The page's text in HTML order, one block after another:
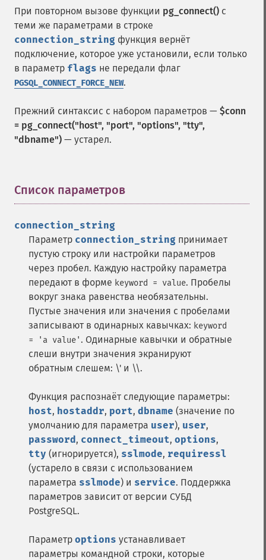
При повторном вызове функции pg_connect() с
теми же параметрами в строке
connection_string функция вернёт
подключение, которое уже установили, если только
в параметр flags не передали флаг
PGSQL_CONNECT_FORCE_NEW.
Прежний синтаксис с набором параметров — $conn
= pg_connect("host", "port", "options", "tty",
"dbname") — устарел.
Список параметров
connection_string
Параметр connection_string принимает
пустую строку или настройки параметров
через пробел. Каждую настройку параметра
передают в форме keyword = value. Пробелы
вокруг знака равенства необязательны.
Пустые значения или значения с пробелами
записывают в одинарных кавычках: keyword
= 'a value' . Одинарные кавычки и обратные
слеши внутри значения экранируют
обратным слешем: \' и \\.
Функция распознаёт следующие параметры:
host, hostaddr, port, dbname (значение по
умолчанию для параметра user), user,
password, connect_timeout, options,
tty (игнорируется), sslmode, requiressl
(устарело в связи с использованием
параметра sslmode) и service. Поддержка
параметров зависит от версии СУБД
PostgreSQL.
Параметр options устанавливает
параметры командной строки, которые